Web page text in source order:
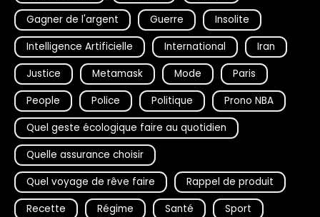
Gagner de l'argent
Guerre
Insolite
Intelligence Artificielle
International
Iran
Justice
Metamask Mode
Paris
People
Police Politique
Prono NBA
Quel geste écologique faire au quotidien
Quelle assurance choisir
Quel voyage de rêve faire
Rappel de produit
Recette
Régime Santé Sport